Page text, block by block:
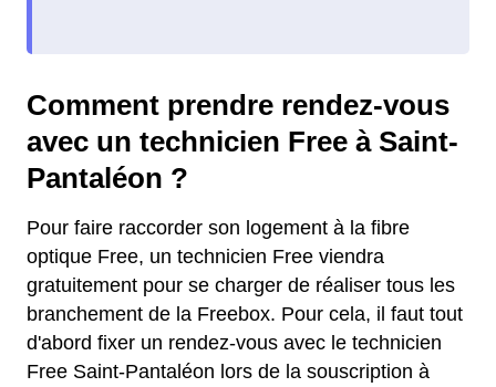
Comment prendre rendez-vous
avec un technicien Free à Saint-
Pantaléon ?
Pour faire raccorder son logement à la fibre
optique Free, un technicien Free viendra
gratuitement pour se charger de réaliser tous les
branchement de la Freebox. Pour cela, il faut tout
d'abord fixer un rendez-vous avec le technicien
Free Saint-Pantaléon lors de la souscription à